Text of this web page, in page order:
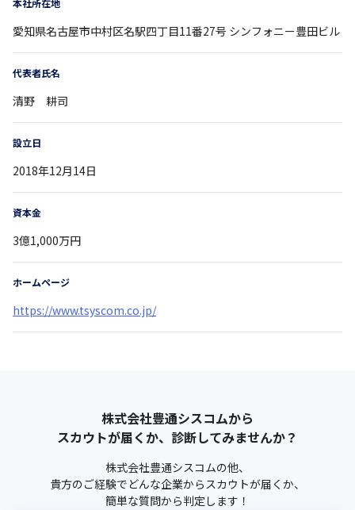
本社所在地
愛知県名古屋市中村区名駅四丁目11番27号 シンフォニー豊田ビル
代表者氏名
清野 耕司
設立日
2018年12月14日
資本金
3億1,000万円
ホームページ
https://www.tsyscom.co.jp/
株式会社豊通シスコムから
スカウトが届くか、診断してみませんか？
株式会社豊通シスコムの他、
貴方のご経験でどんな企業からスカウトが届くか、
簡単な質問から判定します！